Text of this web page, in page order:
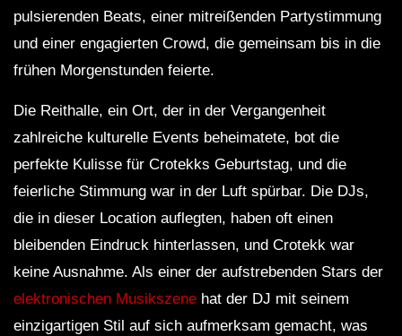
pulsierenden Beats, einer mitreißenden Partystimmung
und einer engagierten Crowd, die gemeinsam bis in die
frühen Morgenstunden feierte.
Die Reithalle, ein Ort, der in der Vergangenheit
zahlreiche kulturelle Events beheimatete, bot die
perfekte Kulisse für Crotekks Geburtstag, und die
feierliche Stimmung war in der Luft spürbar. Die DJs,
die in dieser Location auflegten, haben oft einen
bleibenden Eindruck hinterlassen, und Crotekk war
keine Ausnahme. Als einer der aufstrebenden Stars der
elektronischen Musikszene hat der DJ mit seinem
einzigartigen Stil auf sich aufmerksam gemacht, was